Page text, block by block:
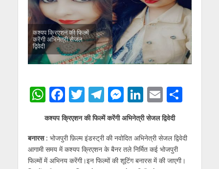
कश्यप क्रिएशन की फिल्में
करेंगी अभिनेत्री सेजल
द्विवेदी
W
h
at
s
A
F
ac
e
b
o
T
w
itt
er
T
el
e
gr
a
M
e
ss
e
n
Li
n
k
e
dI
E
m
ai
l
S
e
कश्यप क्रिएशन की फिल्में करेंगी अभिनेत्री सेजल द्विवेदी
बनारस : भोजपुरी फ़िल्म इंडस्ट्री की नवोदित अभिनेत्री सेजल द्विवेदी
आगामी समय में कश्यप क्रिएशन के बैनर तले निर्मित कई भोजपुरी
फिल्मों में अभिनय करेंगी।इन फिल्मों की शूटिंग बनारस में की जाएगी।